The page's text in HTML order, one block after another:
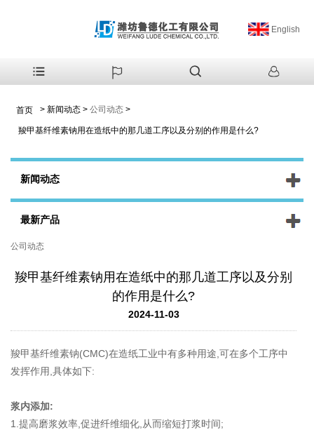
English
首页 > 新闻动态 > 公司动态 >
羧甲基纤维素钠用在造纸中的那几道工序以及分别的作用是什么?
新闻动态
最新产品
公司动态
羧甲基纤维素钠用在造纸中的那几道工序以及分别
的作用是什么?
2024-11-03
羧甲基纤维素钠(CMC)在造纸工业中有多种用途,可在多个工序中
发挥作用,具体如下:
浆内添加:
1.提高磨浆效率,促进纤维细化,从而缩短打浆时间;